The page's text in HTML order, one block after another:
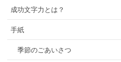
成功文字力とは？
手紙
季節のごあいさつ